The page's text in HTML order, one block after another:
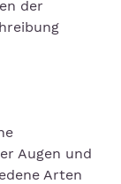
der
Augen und
Arten